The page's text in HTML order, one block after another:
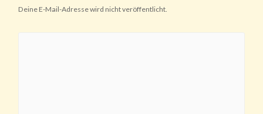
Deine E-Mail-Adresse wird nicht veröffentlicht.